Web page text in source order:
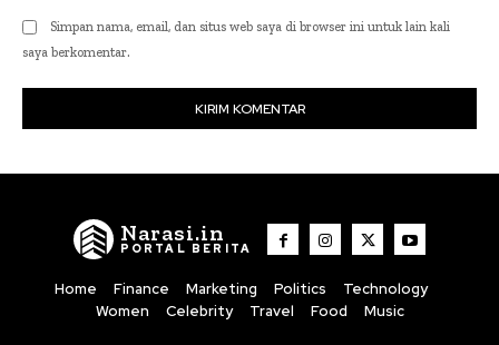
Simpan nama, email, dan situs web saya di browser ini untuk lain kali
saya berkomentar.
Narasi.in
PORTAL BERITA
Home Finance Marketing Politics
Technology
Women
Celebrity Travel Food Music